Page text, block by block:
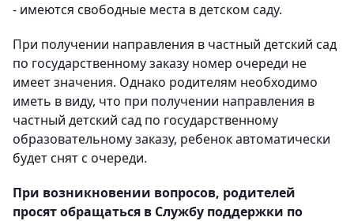
- имеются свободные места в детском саду.
При получении направления в частный детский сад
по государственному заказу номер очереди не
имеет значения. Однако родителям необходимо
иметь в виду, что при получении направления в
частный детский сад по государственному
образовательному заказу, ребенок автоматически
будет снят с очереди.
При возникновении вопросов, родителей
просят обращаться в Службу поддержки по